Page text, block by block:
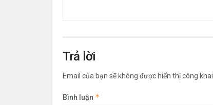
Trả lời
Email của bạn sẽ không được hiển thị công khai.
Bình luận *